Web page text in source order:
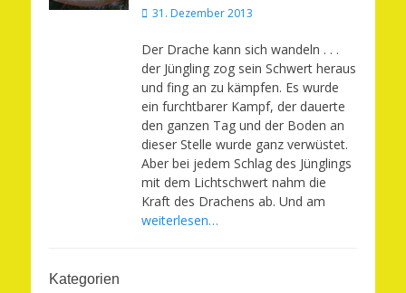
Veröffentlicht
31. Dezember 2013
Der Drache kann sich wandeln . . .
der Jüngling zog sein Schwert heraus
und fing an zu kämpfen. Es wurde
ein furchtbarer Kampf, der dauerte
den ganzen Tag und der Boden an
dieser Stelle wurde ganz verwüstet.
Aber bei jedem Schlag des Jünglings
mit dem Lichtschwert nahm die
Kraft des Drachens ab. Und am
weiterlesen…
Kategorien